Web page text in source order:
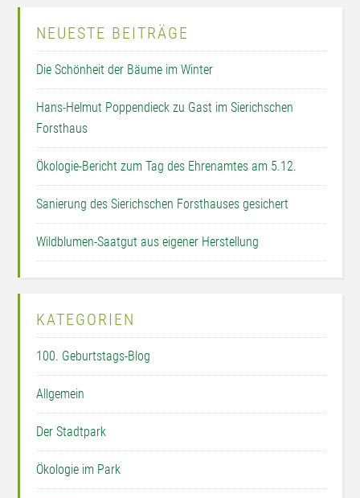
NEUESTE BEITRÄGE
Die Schönheit der Bäume im Winter
Hans-Helmut Poppendieck zu Gast im Sierichschen
Forsthaus
Ökologie-Bericht zum Tag des Ehrenamtes am 5.12.
Sanierung des Sierichschen Forsthauses gesichert
Wildblumen-Saatgut aus eigener Herstellung
KATEGORIEN
100. Geburtstags-Blog
Allgemein
Der Stadtpark
Ökologie im Park